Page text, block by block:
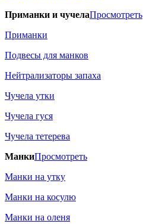
Приманки и чучелаПросмотреть
Приманки
Подвесы для манков
Нейтрализаторы запаха
Чучела утки
Чучела гуся
Чучела тетерева
МанкиПросмотреть
Манки на утку
Манки на косулю
Манки на оленя